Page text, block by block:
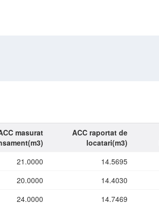
masurat
ACC raportat de
locatari(m3)
21.0000 14.5695
20.0000 14.4030
24.0000 14.7469